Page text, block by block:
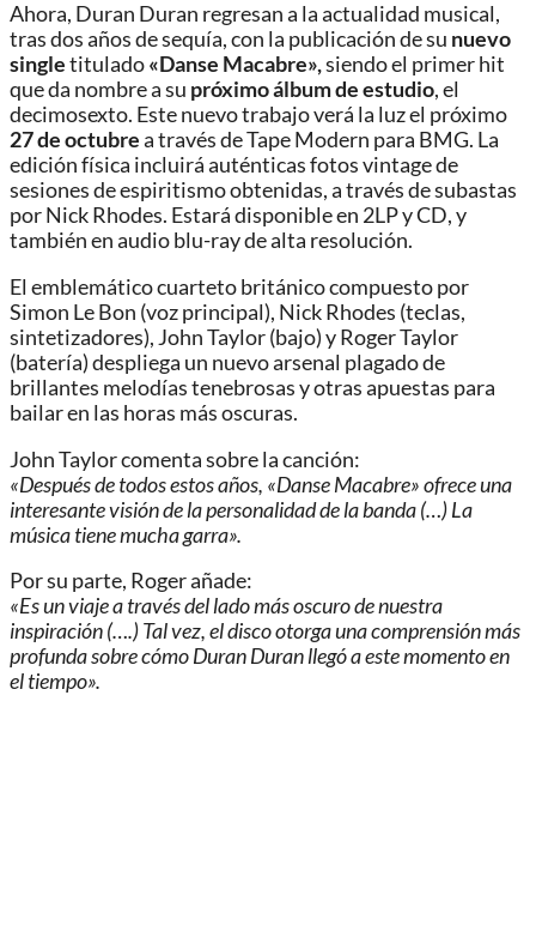
Ahora, Duran Duran regresan a la actualidad musical,
tras dos años de sequía, con la publicación de su nuevo
singletitulado«Danse Macabre»,siendo el primer hit
que da nombre a su próximo álbum de estudio, el
decimosexto. Este nuevo trabajo verá la luz el próximo
27 de octubrea través de Tape Modern para BMG. La
edición física incluirá auténticas fotos vintage de
sesiones de espiritismo obtenidas, a través de subastas
por Nick Rhodes. Estará disponible en 2LP y CD, y
también en audio blu-ray de alta resolución.
El emblemático cuarteto británico compuesto por
Simon Le Bon (voz principal), Nick Rhodes (teclas,
sintetizadores), John Taylor (bajo) y Roger Taylor
(batería) despliega un nuevo arsenal plagado de
brillantes melodías tenebrosas y otras apuestas para
bailar en las horas más oscuras.
John Taylor comenta sobre la canción:
«Después de todos estos años, «Danse Macabre» ofrece una
interesante visión de la personalidad de la banda (…) La
música tiene mucha garra».
Por su parte, Roger añade:
«Es un viaje a través del lado más oscuro de nuestra
inspiración (….) Tal vez, el disco otorga una comprensión más
profunda sobre cómo Duran Duran llegó a este momento en
el tiempo».